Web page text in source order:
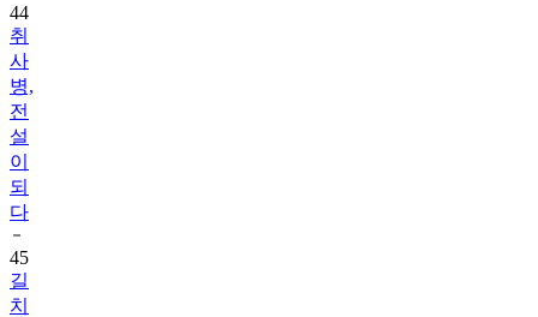
44
취
사
병,
전
설
이
되
다
45
길
치